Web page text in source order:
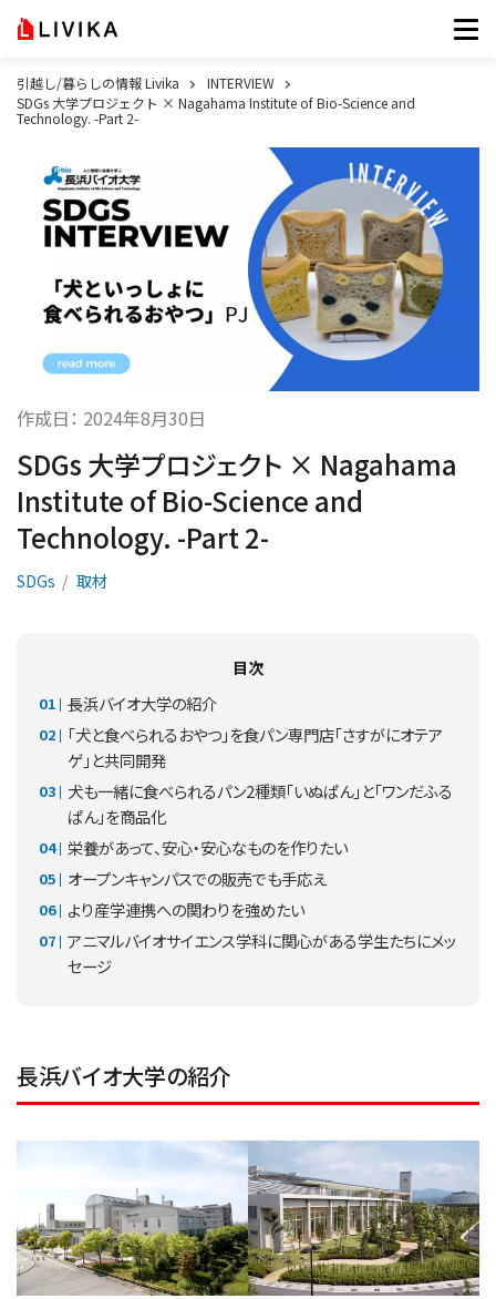
引越し/暮らしの情報 Livika
INTERVIEW
SDGs 大学プロジェクト × Nagahama Institute of Bio-Science and
Technology. -Part 2-
作成日： 2024年8月30日
SDGs 大学プロジェクト × Nagahama
Institute of Bio-Science and
Technology. -Part 2-
SDGs 取材
目次
長浜バイオ大学の紹介
「犬と食べられるおやつ」を食パン専門店「さすがにオテア
ゲ」と共同開発
犬も一緒に食べられるパン2種類「いぬぱん」と「ワンだふる
ぱん」を商品化
栄養があって、安心・安心なものを作りたい
オープンキャンパスでの販売でも手応え
より産学連携への関わりを強めたい
アニマルバイオサイエンス学科に関心がある学生たちにメッ
セージ
長浜バイオ大学の紹介